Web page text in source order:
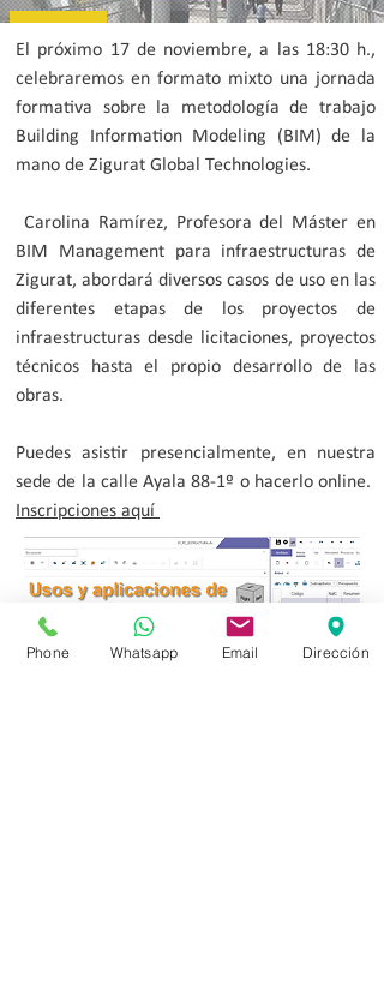
El próximo 17 de noviembre, a las 18:30 h.,
celebraremos en formato mixto una jornada
formativa sobre la metodología de trabajo
Building Information Modeling (BIM) de la
mano de Zigurat Global Technologies.
Carolina Ramírez, Profesora del Máster en
BIM Management para infraestructuras de
Zigurat, abordará diversos casos de uso en las
diferentes etapas de los proyectos de
infraestructuras desde licitaciones, proyectos
técnicos hasta el propio desarrollo de las
obras.
Puedes asistir presencialmente, en nuestra
sede de la calle Ayala 88-1º o hacerlo online.
Inscripciones aquí
Phone Whatsapp Email Dirección